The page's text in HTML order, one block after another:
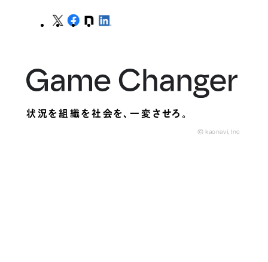
状況を組織を社会を、一変させろ。
© kaonavi, Inc